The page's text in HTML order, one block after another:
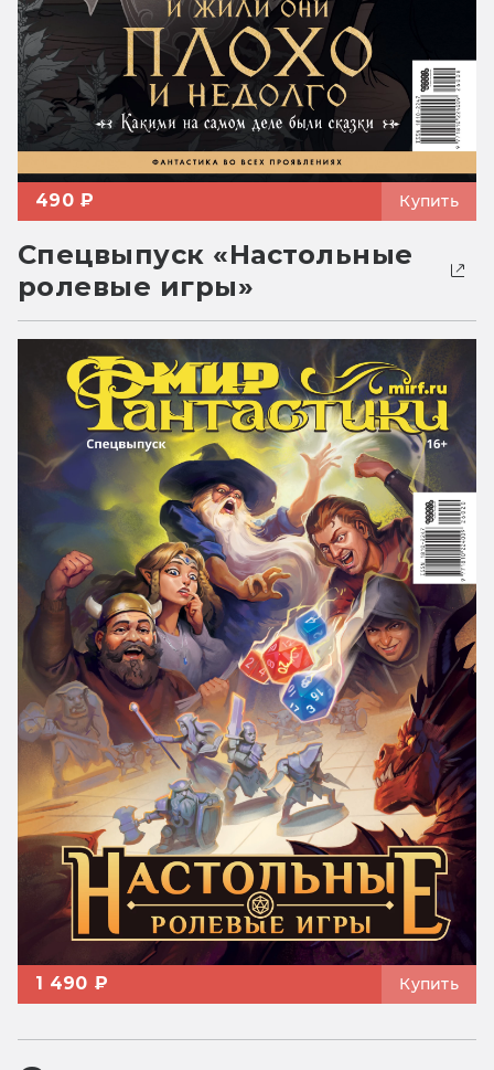
490 ₽ Купить
Спецвыпуск «Настольные
ролевые игры»
1 490 ₽ Купить